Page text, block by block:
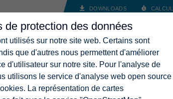
de protection des données
utilisés sur notre site web. Certains sont
que d'autres nous permettent d'améliorer
d'utilisateur sur notre site. Pour l'analyse de
utilisons le service d'analyse web open source
La représentation de cartes
DOWNLOADS